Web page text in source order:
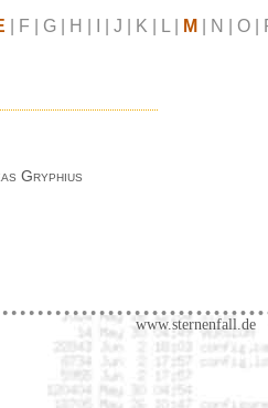
| F | G | H | I | J | K | L | M | N | O
Gryphius
www.sternenfall.de